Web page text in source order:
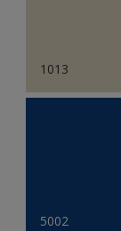
1013
5002